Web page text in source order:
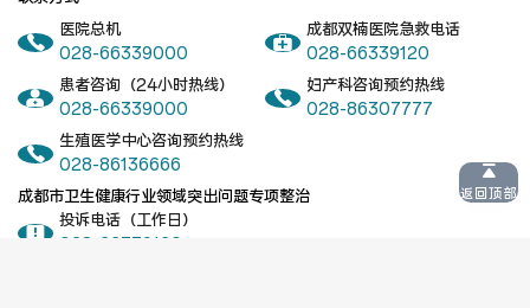
医院总机
028-66339000
成都双楠医院急救电话
028-66339120
患者咨询（24小时热线）
028-66339000
妇产科咨询预约热线
028-86307777
生殖医学中心咨询预约热线
028-86136666
成都市卫生健康行业领域突出问题专项整治
投诉电话（工作日）
028-66339160
返回顶部